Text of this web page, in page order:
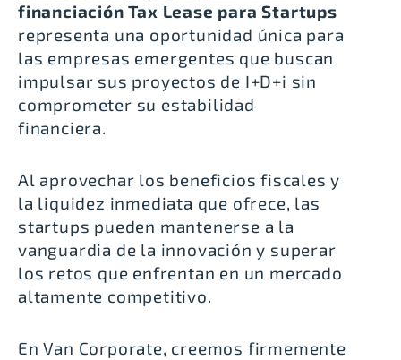
financiación Tax Lease para Startups
representa una oportunidad única para
las empresas emergentes que buscan
impulsar sus proyectos de I+D+i sin
comprometer su estabilidad
financiera.
Al aprovechar los beneficios fiscales y
la liquidez inmediata que ofrece, las
startups pueden mantenerse a la
vanguardia de la innovación y superar
los retos que enfrentan en un mercado
altamente competitivo.
En Van Corporate, creemos firmemente